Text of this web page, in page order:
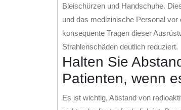
Bleischürzen und Handschuhe.
und das medizinische Personal
konsequente Tragen dieser
Strahlenschäden deutlich reduziert.
Halten Sie
Patienten, wenn
Es ist wichtig, Abstand von